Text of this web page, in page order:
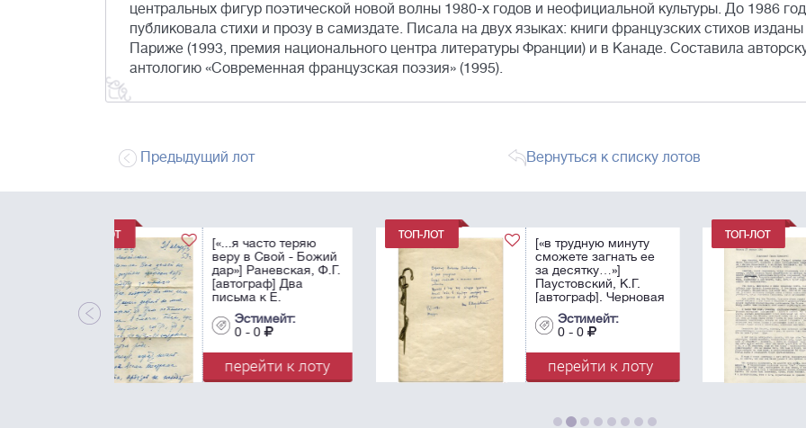
центральных фигур поэтической новой волны 1980-х годов и неофициальной культуры. До 1986
публиковала стихи и прозу в самиздате. Писала на двух языках: книги французских стихов изданы
Париже (1993, премия национального центра литературы Франции) и в Канаде. Составила
антологию «Современная французская поэзия» (1995).
Предыдущий лот Вернуться к списку лотов
[«в трудную минуту
сможете загнать ее
за десятку…»]
Паустовский, К.Г.
[автограф]. Черновая
"Последний черт" с
перейти к лоту
[«Мог бы помочь
Булгаков, а он так и
не увидел своего
дорогого дитя...»]
Булгакова, Е.С.
[автограф] Письмо
С.Е. Диманту. 27
перейти к лоту